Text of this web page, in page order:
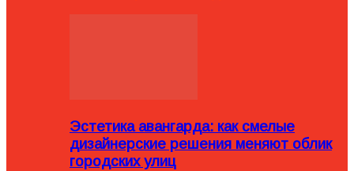
Эстетика авангарда: как смелые
дизайнерские решения меняют облик
городских улиц